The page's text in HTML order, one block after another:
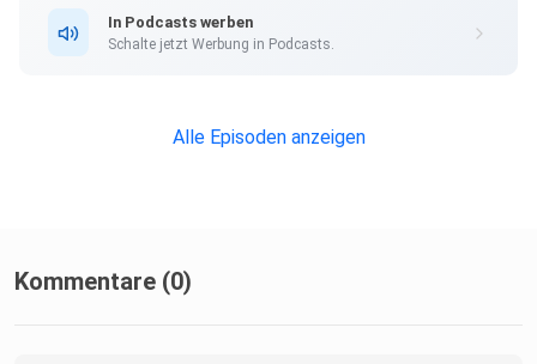
In Podcasts werben
Schalte jetzt Werbung in Podcasts.
Alle Episoden anzeigen
Kommentare (0)